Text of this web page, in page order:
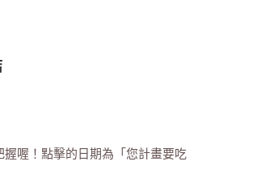
喔！點擊的日期為「您計畫要吃